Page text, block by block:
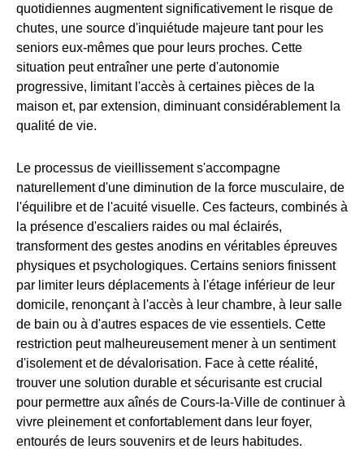
quotidiennes augmentent significativement le risque de
chutes, une source d'inquiétude majeure tant pour les
seniors eux-mêmes que pour leurs proches. Cette
situation peut entraîner une perte d'autonomie
progressive, limitant l'accès à certaines pièces de la
maison et, par extension, diminuant considérablement la
qualité de vie.
Le processus de vieillissement s'accompagne
naturellement d'une diminution de la force musculaire, de
l'équilibre et de l'acuité visuelle. Ces facteurs, combinés à
la présence d'escaliers raides ou mal éclairés,
transforment des gestes anodins en véritables épreuves
physiques et psychologiques. Certains seniors finissent
par limiter leurs déplacements à l'étage inférieur de leur
domicile, renonçant à l'accès à leur chambre, à leur salle
de bain ou à d'autres espaces de vie essentiels. Cette
restriction peut malheureusement mener à un sentiment
d'isolement et de dévalorisation. Face à cette réalité,
trouver une solution durable et sécurisante est crucial
pour permettre aux aînés de Cours-la-Ville de continuer à
vivre pleinement et confortablement dans leur foyer,
entourés de leurs souvenirs et de leurs habitudes.